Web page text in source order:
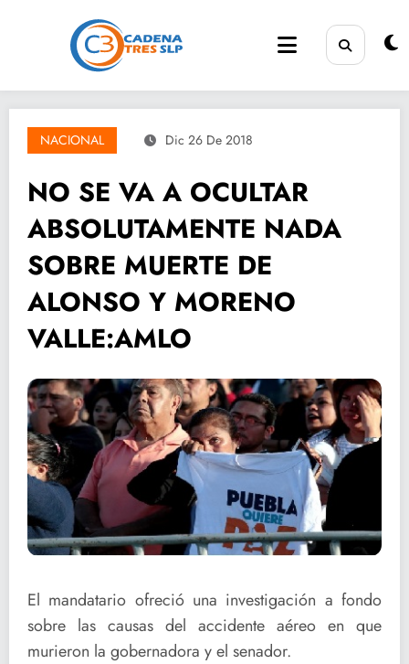
NACIONAL Dic 26 De 2018
NO SE VA A OCULTAR
ABSOLUTAMENTE NADA
SOBRE MUERTE DE
ALONSO Y MORENO
VALLE:AMLO
El mandatario ofreció una investigación a fondo
sobre las causas del accidente aéreo en que
murieron la gobernadora y el senador.